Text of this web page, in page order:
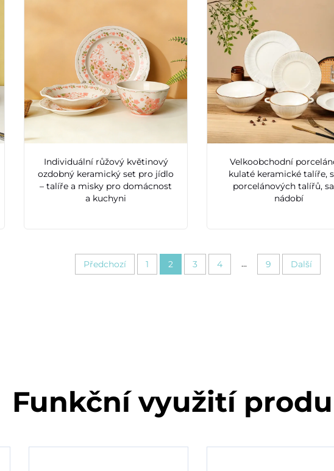
Individuální růžový květinový
ozdobný keramický set pro jídlo
– talíře a misky pro domácnost
a kuchyni
Velkoobchodní
kulaté keramické talíře,
porcelánových talířů,
nádobí
Předchozí 1 2 3 4 ... 9 Další
Funkční využití